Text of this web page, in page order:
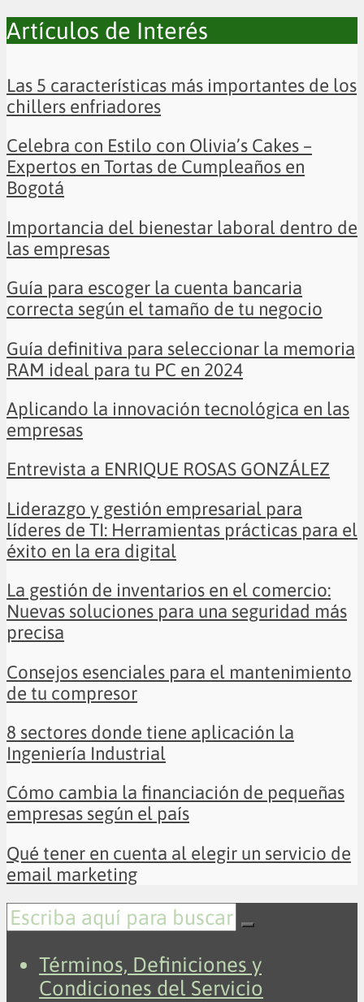
Artículos de Interés
Las 5 características más importantes de los
chillers enfriadores
Celebra con Estilo con Olivia’s Cakes –
Expertos en Tortas de Cumpleaños en
Bogotá
Importancia del bienestar laboral dentro de
las empresas
Guía para escoger la cuenta bancaria
correcta según el tamaño de tu negocio
Guía definitiva para seleccionar la memoria
RAM ideal para tu PC en 2024
Aplicando la innovación tecnológica en las
empresas
Entrevista a ENRIQUE ROSAS GONZÁLEZ
Liderazgo y gestión empresarial para
líderes de TI: Herramientas prácticas para el
éxito en la era digital
La gestión de inventarios en el comercio:
Nuevas soluciones para una seguridad más
precisa
Consejos esenciales para el mantenimiento
de tu compresor
8 sectores donde tiene aplicación la
Ingeniería Industrial
Cómo cambia la financiación de pequeñas
empresas según el país
Qué tener en cuenta al elegir un servicio de
email marketing
Términos, Definiciones y
Condiciones del Servicio